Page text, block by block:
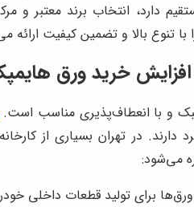
دارد، انتخاب برند معتبر و
تنوع بالا و تضمین کیفیت ارائه
خرید ورق
در تهران بسیاری از
می‌شود:
برای تولید قطعات داخلی خودرو